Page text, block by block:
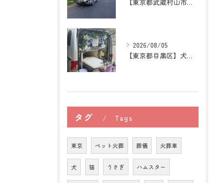
【東京都武蔵村山市】犬の訪問ペット火葬｜愛犬との最後の時間を...
2026/08/05
【東京都目黒区】犬の訪問ペット火葬｜住み慣れた場所で心穏やか...
タグ Tags
東京 ペット火葬 葬儀 火葬車
犬 猫 うさぎ ハムスター